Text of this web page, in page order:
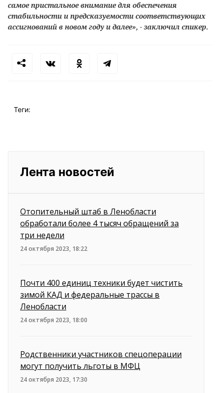
самое пристальное внимание для обеспечения
стабильности и предсказуемости соответствующих
ассигнований в новом году и далее», - заключил спикер.
Теги:
Лента новостей
Отопительный штаб в Ленобласти
обработали более 4 тысяч обращений за
три недели
24 октября 2023, 18:22
Почти 400 единиц техники будет чистить
зимой КАД и федеральные трассы в
Ленобласти
24 октября 2023, 18:00
Родственники участников спецоперации
могут получить льготы в МФЦ
24 октября 2023, 17:30